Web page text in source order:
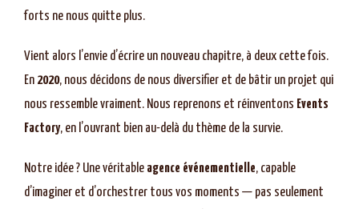
forts ne nous quitte plus.
Vient alors l’envie d’écrire un nouveau chapitre, à deux cette fois.
En 2020, nous décidons de nous diversifier et de bâtir un projet qui
nous ressemble vraiment. Nous reprenons et réinventons Events
Factory, en l’ouvrant bien au-delà du thème de la survie.
Notre idée ? Une véritable agence événementielle, capable
d’imaginer et d’orchestrer tous vos moments — pas seulement